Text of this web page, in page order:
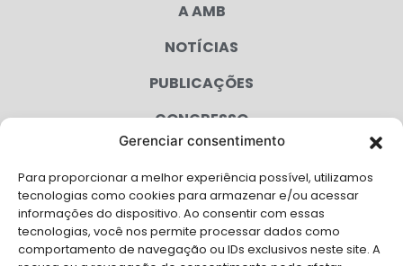
Gerenciar consentimento
Para proporcionar a melhor experiência possível, utilizamos
tecnologias como cookies para armazenar e/ou acessar
informações do dispositivo. Ao consentir com essas
tecnologias, você nos permite processar dados como
comportamento de navegação ou IDs exclusivos neste site. A
A AMB
NOTÍCIAS
PUBLICAÇÕES
CONGRESSO
CAMPANHAS
SERVIÇOS